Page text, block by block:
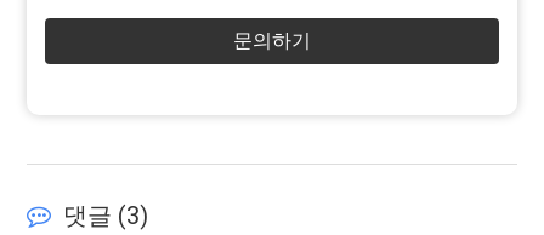
문의하기
댓글 (3)